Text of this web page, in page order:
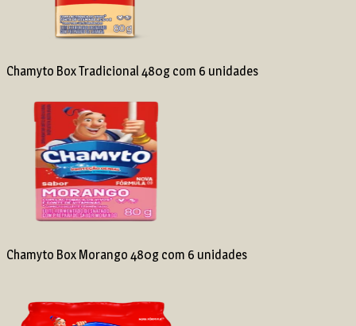
Chamyto Box Tradicional 480g com 6 unidades
Chamyto Box Morango 480g com 6 unidades